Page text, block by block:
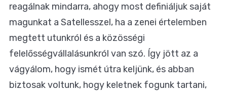
reagálnak mindarra, ahogy most definiáljuk saját
magunkat a Satellesszel, ha a zenei értelemben
megtett utunkról és a közösségi
felelősségvállalásunkról van szó. Így jött az a
vágyálom, hogy ismét útra keljünk, és abban
biztosak voltunk, hogy keletnek fogunk tartani,